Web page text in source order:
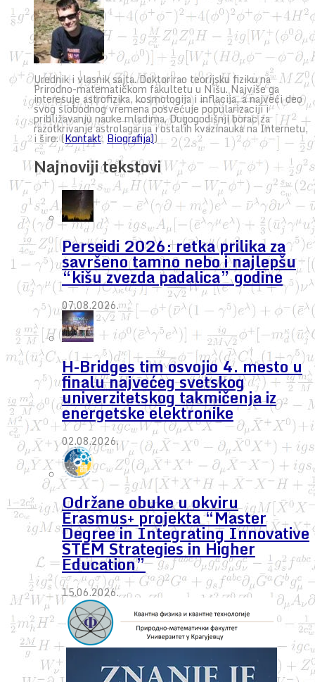
Urednik i vlasnik sajta. Doktorirao teorijsku fiziku na
Prirodno-matematičkom fakultetu u Nišu. Najviše ga
interesuje astrofizika, kosmologija i inflacija, a najveći deo
svog slobodnog vremena posvećuje popularizaciji i
približavanju nauke mladima. Dugogodišnji borac za
razotkrivanje astrolagarija i ostalih kvazinauka na Internetu,
i šire. (Kontakt, Biografija))
Najnoviji tekstovi
Perseidi 2026: retka prilika za
savršeno tamno nebo i najlepšu
“kišu zvezda padalica” godine
07.08.2026.
H-Bridges tim osvojio 4. mesto u
finalu najvećeg svetskog
univerzitetskog takmičenja iz
energetske elektronike
02.08.2026.
Održane obuke u okviru
Erasmus+ projekta “Master
Degree in Integrating Innovative
STEM Strategies in Higher
Education”
15.06.2026.